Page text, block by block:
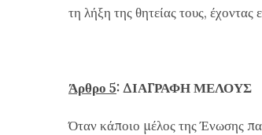
τη λήξη της θητείας τους,
Άρθρο 5: ΔΙΑΓΡΑΦΗ ΜΕΛΟΥΣ
Όταν κάποιο μέλος της Ένωσης